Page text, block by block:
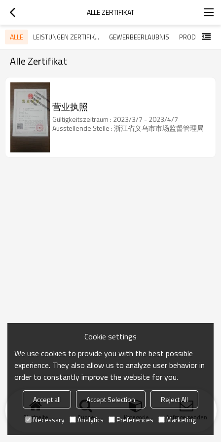
ALLE ZERTIFIKAT
ALLE LEISTUNGEN ZERTIFIKATE GEWERBEERLAUBNIS
Alle Zertifikat
营业执照
Gültigkeitszeitraum : 2023/3/7 - 2023/4/7
Ausstellende Stelle : 浙江省义乌市市场监督管理局
Startseite Suche Kategorie Anfrage senden
Cookie settings
We use cookies to provide you with the best possible
experience. They also allow us to analyze user behavior in
order to constantly improve the website for you.
Accept all Accept Selection
Reject All
Necessary
Analytics Preferences Marketing